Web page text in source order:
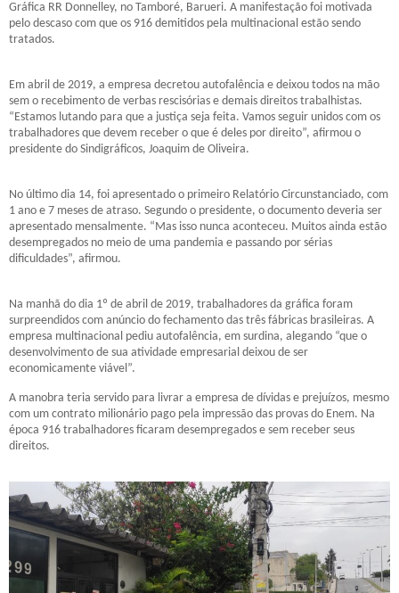
Gráfica RR Donnelley, no Tamboré, Barueri. A manifestação foi motivada
pelo descaso com que os 916 demitidos pela multinacional estão sendo
tratados.
Em abril de 2019, a empresa decretou autofalência e deixou todos na mão
sem o recebimento de verbas rescisórias e demais direitos trabalhistas.
“Estamos lutando para que a justiça seja feita. Vamos seguir unidos com os
trabalhadores que devem receber o que é deles por direito”, afirmou o
presidente do Sindigráficos, Joaquim de Oliveira.
No último dia 14, foi apresentado o primeiro Relatório Circunstanciado, com
1 ano e 7 meses de atraso. Segundo o presidente, o documento deveria ser
apresentado mensalmente. “Mas isso nunca aconteceu. Muitos ainda estão
desempregados no meio de uma pandemia e passando por sérias
dificuldades”, afirmou.
Na manhã do dia 1º de abril de 2019, trabalhadores da gráfica foram
surpreendidos com anúncio do fechamento das três fábricas brasileiras. A
empresa multinacional pediu autofalência, em surdina, alegando “que o
desenvolvimento de sua atividade empresarial deixou de ser
economicamente viável”.
A manobra teria servido para livrar a empresa de dívidas e prejuízos, mesmo
com um contrato milionário pago pela impressão das provas do Enem. Na
época 916 trabalhadores ficaram desempregados e sem receber seus
direitos.